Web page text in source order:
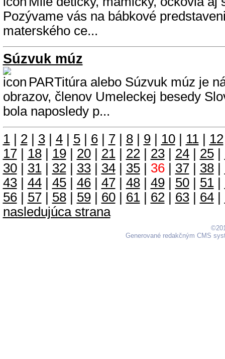
Pozývame vás na bábkové
materského ce...
Súzvuk múz
PARTitúra alebo Súzvuk múz je
obrazov, členov Umeleckej besedy
bola naposledy p...
1| 2| 3| 4| 5| 6| 7| 8| 9| 10| 11| 12
17| 18| 19| 20| 21| 22| 23| 24| 25|
30| 31| 32| 33| 34| 35| 36| 37| 38|
43| 44| 45| 46| 47| 48| 49| 50| 51|
56| 57| 58| 59| 60| 61| 62| 63| 64|
nasledujúca strana
Generované redakčným CMS